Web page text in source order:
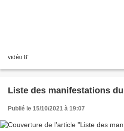
vidéo 8'
Liste des manifestations
Publié le 15/10/2021 à 19:07